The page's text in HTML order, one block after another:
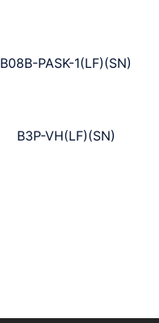
B08B-PASK-1(LF)(SN)
B3P-VH(LF)(SN)